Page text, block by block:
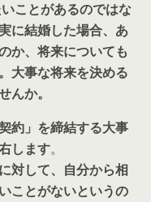
ことがあるのではな
に結婚した場合、あ
か、将来についても
大事な将来を決める
んか。
約」を締結する大事
します。
対して、自分から相
ことがないというの